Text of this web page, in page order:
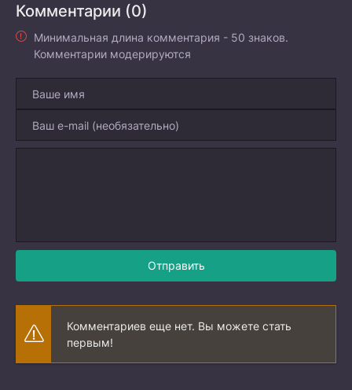
Комментарии (0)
Минимальная длина комментария - 50 знаков.
Комментарии модерируются
Отправить
Комментариев еще нет. Вы можете стать
первым!